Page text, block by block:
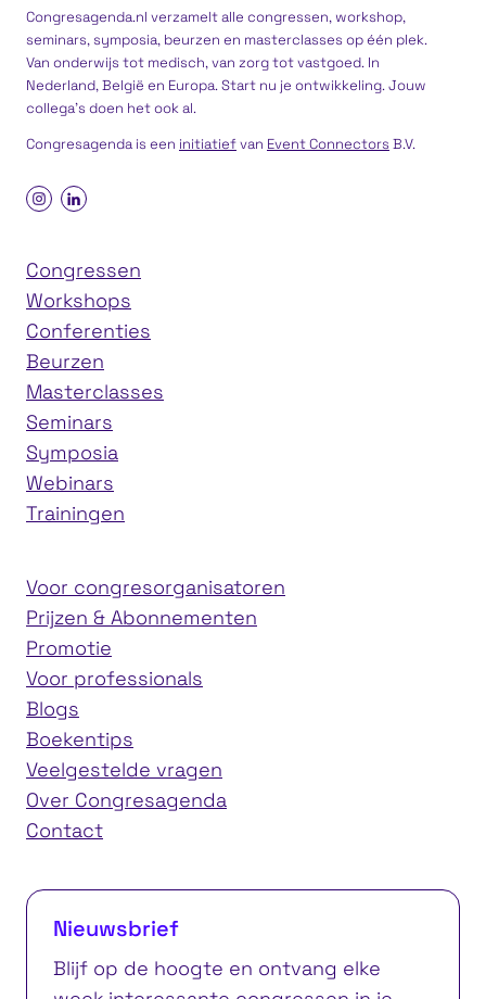
Congresagenda.nl verzamelt alle congressen, workshop,
seminars, symposia, beurzen en masterclasses op één plek.
Van onderwijs tot medisch, van zorg tot vastgoed. In
Nederland, België en Europa. Start nu je ontwikkeling. Jouw
collega’s doen het ook al.
Congresagenda is een initiatiefvan Event ConnectorsB.V.
Congressen
Workshops
Conferenties
Beurzen
Masterclasses
Seminars
Symposia
Webinars
Trainingen
Voor congresorganisatoren
Prijzen & Abonnementen
Promotie
Voor professionals
Blogs
Boekentips
Veelgestelde vragen
Over Congresagenda
Contact
Nieuwsbrief
Blijf op de hoogte en ontvang elke